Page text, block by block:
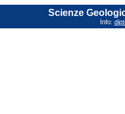
Scienze
Info: